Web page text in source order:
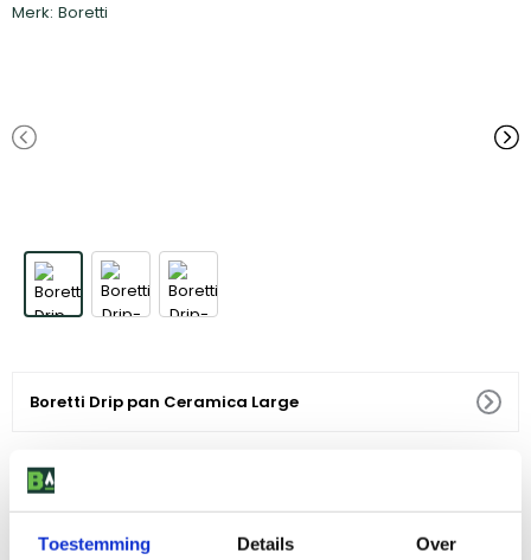
Toestemming Details Over
Merk: Boretti
Boretti Drip pan Ceramica Large
24,
Voor 18:00 besteld, morgen in huis
Af te halen in 9 winkels